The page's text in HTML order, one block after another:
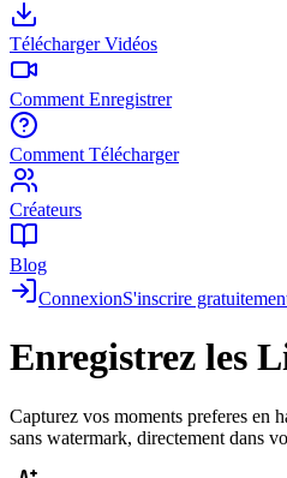
Télécharger Vidéos
Comment Enregistrer
Comment Télécharger
Créateurs
Blog
ConnexionS'inscrire
Enregistrez les
Capturez vos moments preferes en
sans watermark, directement dans